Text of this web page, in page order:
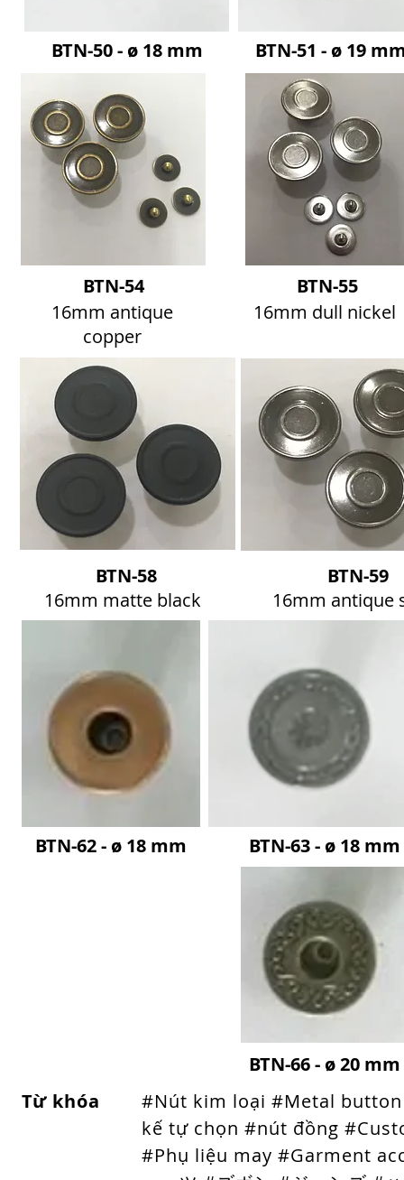
BTN-50 - ø 18 mm BTN-51 - ø 19
BTN-54
16mm antique
copper
BTN-55
16mm dull nickel
BTN-58
16mm matte black
BTN-59
16mm antique
BTN-62 - ø 18 mm BTN-63 - ø 18 mm
BTN-66 - ø 20 mm
Từ khóa
#Nút kim loại #Metal
kế tự chọn #nút đồng
#Phụ liệu may #Garment